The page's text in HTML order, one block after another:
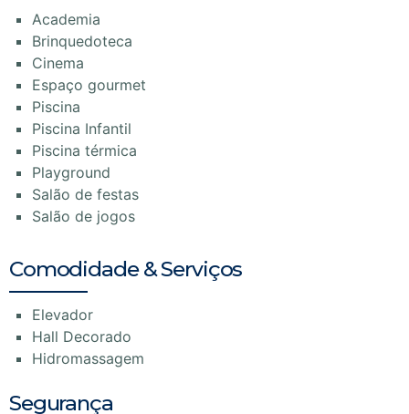
Academia
Brinquedoteca
Cinema
Espaço gourmet
Piscina
Piscina Infantil
Piscina térmica
Playground
Salão de festas
Salão de jogos
Comodidade & Serviços
Elevador
Hall Decorado
Hidromassagem
Segurança